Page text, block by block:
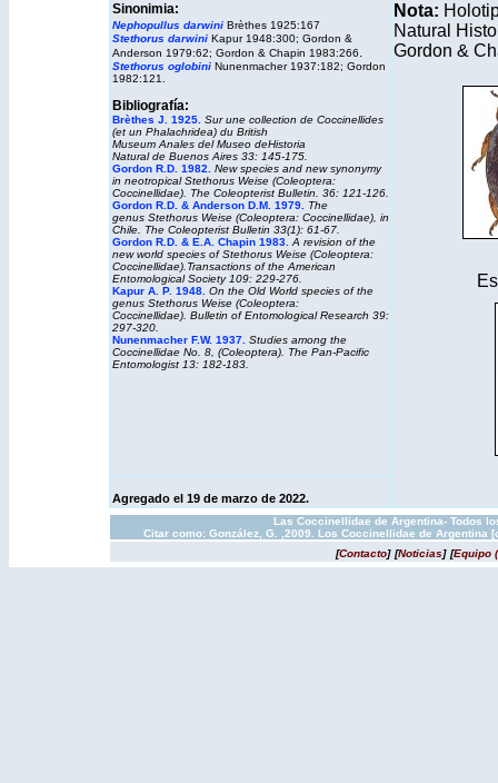
Sinonimia:
Nephopullus darwini Brèthes 1925:167
Stethorus darwini Kapur 1948:300; Gordon &
Anderson 1979:62; Gordon & Chapin 1983:266.
Stethorus oglobini Nunenmacher 1937:182; Gordon
1982:121.
Bibliografía:
Brèthes J. 1925. Sur une collection de Coccinellides
(et un Phalachridea) du British
Museum Anales del Museo deHistoria
Natural de Buenos Aires33: 145-175.
Gordon R.D. 1982. New species and new synonymy
in neotropicalStethorusWeise (Coleoptera:
Coccinellidae).
The Coleopterist Bulletin. 36: 121-126.
Gordon R.D. & Anderson D.M. 1979.
The
genus StethorusWeise (Coleoptera: Coccinellidae), in
Chile.
The Coleopterist Bulletin 33(1): 61-67.
Gordon R.D. & E.A. Chapin 1983. A revision of the
new world species of Stethorus Weise (Coleoptera:
Coccinellidae).Transactions of the American
Entomological Society 109: 229-276.
Kapur A. P. 1948. On the Old World species of the
genus StethorusWeise (Coleoptera:
Coccinellidae). Bulletin of Entomological Research 39:
297-320.
Nunenmacher F.W. 1937. Studies among the
Coccinellidae No. 8, (Coleoptera).
The Pan-Pacific
Entomologist13: 182-183.
Nota:
Natural
Gordon &
Agregado el 19 de marzo de 2022.
Las Coccinellidae de Argentina- Todos
Citar como: González, G. ,2009. Los Coccinellidae de
[Contacto] [Noticias] [Equipo